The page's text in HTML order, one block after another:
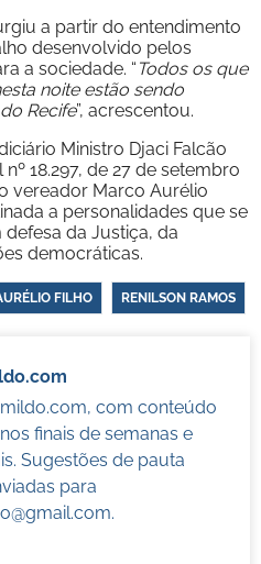
a partir do entendimento
desenvolvido pelos
a sociedade. “ Todos os que
noite estão sendo
Recife”, acrescentou.
Ministro Djaci Falcão
18.297, de 27 de setembro
vereador Marco Aurélio
a personalidades que se
da Justiça, da
democráticas.
FILHO RENILSON RAMOS
com conteúdo
finais de semanas e
Sugestões de pauta
para
.